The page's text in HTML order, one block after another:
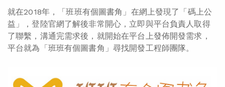
就在2018年，「班班有個圖書角」在網上發現了「碼上公
益」，登陸官網了解後非常開心，立即與平台負責人取得
了聯繫，溝通完需求後，就開始在平台上發佈開發需求，
平台就為「班班有個圖書角」尋找開發工程師團隊。